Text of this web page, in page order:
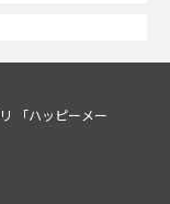
「ハッピーメー